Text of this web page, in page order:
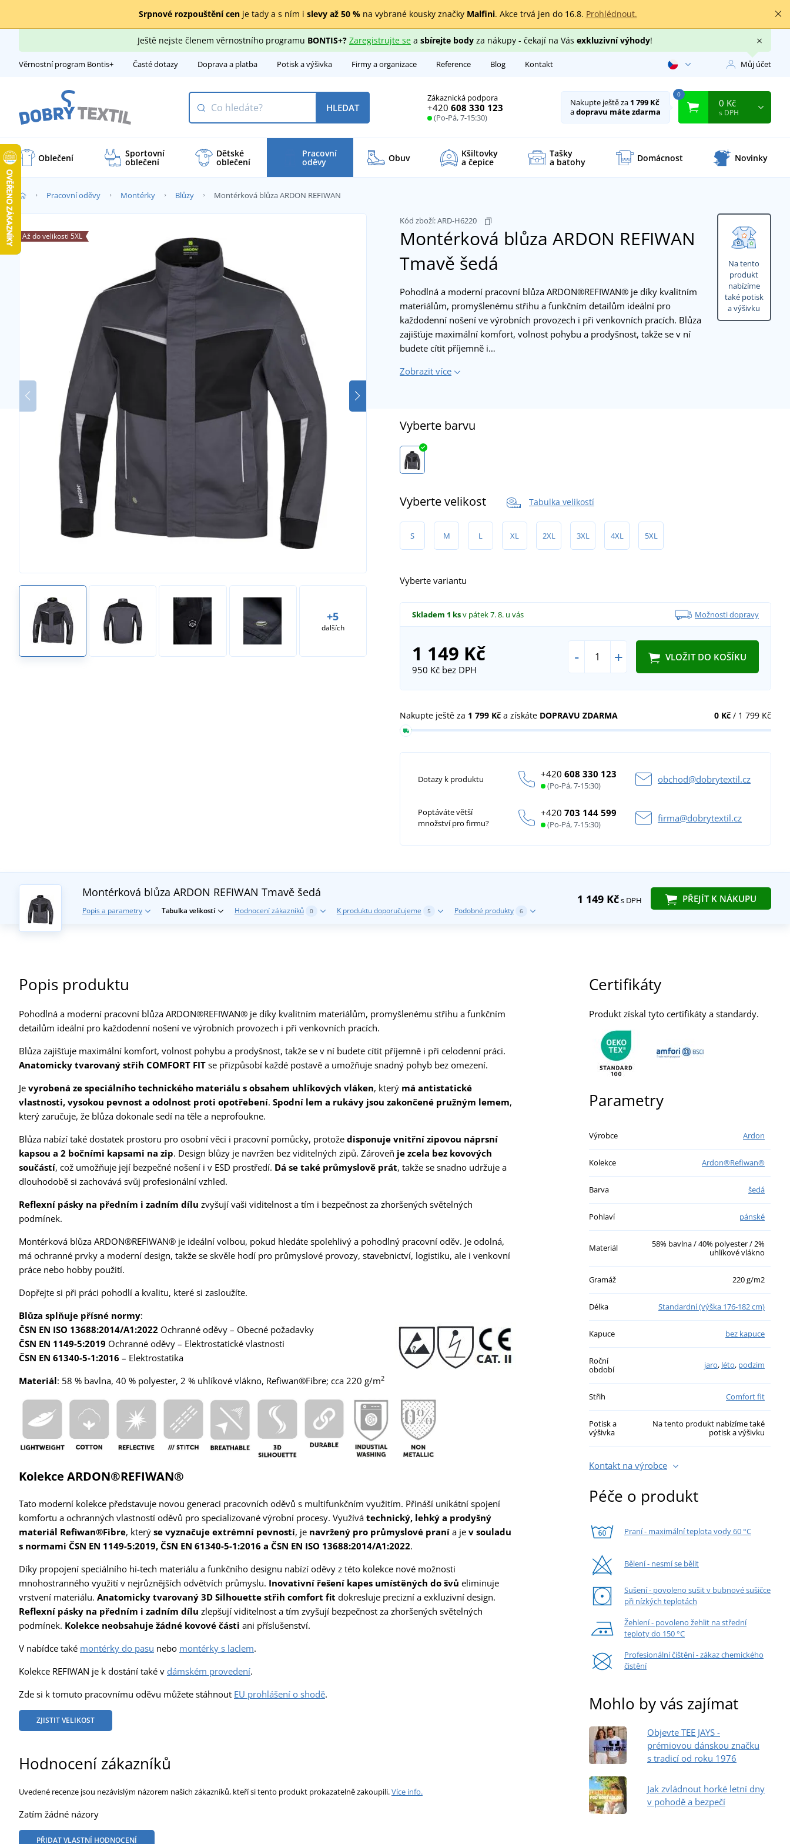
Srpnové rozpouštění cenje tady a s ním i slevy až 50 %na vybrané kousky značky Malfini. Akce trvá jen do 16.8. Prohlédnout.
Ještě nejste členem věrnostního programu BONTIS+? Zaregistrujte sea sbírejte bodyza nákupy - čekají na Vás exkluzivní výhody!
Věrnostní program Bontis+ Časté dotazy Doprava a platba Potisk a výšivka Firmy a organizace Reference Blog Kontakt Můj účet
Zákaznická podpora
+420 608 330 123
(Po-Pá, 7-15:30)
HLEDAT Nakupte ještě za 1 799 Kč
adopravu máte zdarma
0
0 Kč
s DPH
Oblečení Sportovní
oblečení
Dětské
oblečení
Pracovní
oděvy Obuv Kšiltovky
a čepice
Tašky
a batohy Domácnost Novinky
Pracovní oděvy Montérky Blůzy Montérková blůza ARDON REFIWAN
Na tento
produkt
nabízíme
také potisk
a výšivku
Kód zboží:ARD-H6220
Montérková blůza ARDON REFIWAN
Tmavě šedá
+5
dalších
Až do velikosti 5XL
Pohodlná a moderní pracovní blůza ARDON®REFIWAN® je díky kvalitním
materiálům, promyšlenému střihu a funkčním detailům ideální pro
každodenní nošení ve výrobních provozech i při venkovních pracích. Blůza
zajišťuje maximální komfort, volnost pohybu a prodyšnost, takže se v ní
budete cítit příjemně i…
Zobrazit více
Vyberte barvu
Vyberte velikost Tabulka velikostí
S M L XL 2XL 3XL 4XL 5XL
Vyberte variantu
Skladem 1 ksv pátek 7. 8. u vás Možnosti dopravy
1 149 Kč
950 Kčbez DPH
- + VLOŽIT DO KOŠÍKU
0 Kč/ 1 799 Kč
Nakupte ještě za 1 799 Kč a získáte DOPRAVU ZDARMA
Dotazy k produktu +420608 330 123
(Po-Pá, 7-15:30)
obchod@dobrytextil.cz
Poptáváte větší
množství pro firmu?
+420703 144 599
(Po-Pá, 7-15:30)
firma@dobrytextil.cz
1 149 Kčs DPH PŘEJÍT K NÁKUPU
Montérková blůza ARDON REFIWAN Tmavě šedá
Popis a parametry Tabulka velikostí Hodnocení zákazníků 0 K produktu doporučujeme 5 Podobné produkty 6
Popis produktu
Pohodlná a moderní pracovní blůza ARDON®REFIWAN® je díky kvalitním materiálům, promyšlenému střihu a funkčním
detailům ideální pro každodenní nošení ve výrobních provozech i při venkovních pracích.
Blůza zajišťuje maximální komfort, volnost pohybu a prodyšnost, takže se v ní budete cítit příjemně i při celodenní práci.
Anatomicky tvarovaný střih COMFORT FIT se přizpůsobí každé postavě a umožňuje snadný pohyb bez omezení.
Je vyrobená ze speciálního technického materiálu s obsahem uhlíkových vláken, který má antistatické
vlastnosti, vysokou pevnost a odolnost proti opotřebení. Spodní lem a rukávy jsou zakončené pružným lemem,
který zaručuje, že blůza dokonale sedí na těle a neprofoukne.
Blůza nabízí také dostatek prostoru pro osobní věci i pracovní pomůcky, protože disponuje vnitřní zipovou náprsní
kapsou a 2 bočními kapsami na zip. Design blůzy je navržen bez viditelných zipů. Zároveň je zcela bez kovových
součástí, což umožňuje její bezpečné nošení i v ESD prostředí. Dá se také průmyslově prát, takže se snadno udržuje a
dlouhodobě si zachovává svůj profesionální vzhled.
Reflexní pásky na předním i zadním dílu zvyšují vaši viditelnost a tím i bezpečnost za zhoršených světelných
podmínek.
Montérková blůza ARDON®REFIWAN® je ideální volbou, pokud hledáte spolehlivý a pohodlný pracovní oděv. Je odolná,
má ochranné prvky a moderní design, takže se skvěle hodí pro průmyslové provozy, stavebnictví, logistiku, ale i venkovní
práce nebo hobby použití.
Dopřejte si při práci pohodlí a kvalitu, které si zasloužíte.
Blůza splňuje přísné normy:
ČSN EN ISO 13688:2014/A1:2022 Ochranné oděvy – Obecné požadavky
ČSN EN 1149-5:2019 Ochranné oděvy – Elektrostatické vlastnosti
ČSN EN 61340-5-1:2016 – Elektrostatika
Materiál: 58 % bavlna, 40 % polyester, 2 % uhlíkové vlákno, Refiwan®Fibre; cca 220 g/m2
Kolekce ARDON®REFIWAN®
Tato moderní kolekce představuje novou generaci pracovních oděvů s multifunkčním využitím. Přináší unikátní spojení
komfortu a ochranných vlastností oděvů pro specializované výrobní procesy. Využívá technický, lehký a prodyšný
materiál Refiwan®Fibre, který se vyznačuje extrémní pevností, je navržený pro průmyslové praní a je v souladu
s normami ČSN EN 1149-5:2019, ČSN EN 61340-5-1:2016 a ČSN EN ISO 13688:2014/A1:2022.
Díky propojení speciálního hi-tech materiálu a funkčního designu nabízí oděvy z této kolekce nové možnosti
mnohostranného využití v nejrůznějších odvětvích průmyslu. Inovativní řešení kapes umístěných do švů eliminuje
vrstvení materiálu. Anatomicky tvarovaný 3D Silhouette střih comfort fit dokresluje precizní a exkluzivní design.
Reflexní pásky na předním i zadním dílu zlepšují viditelnost a tím zvyšují bezpečnost za zhoršených světelných
podmínek. Kolekce neobsahuje žádné kovové části ani příslušenství.
V nabídce také montérky do pasu nebo montérky s laclem.
Kolekce REFIWAN je k dostání také v dámském provedení.
Zde si k tomuto pracovnímu oděvu můžete stáhnout EU prohlášení o shodě.
ZJISTIT VELIKOST
Hodnocení zákazníků
Uvedené recenze jsou nezávislým názorem našich zákazníků, kteří si tento produkt prokazatelně zakoupili.Více info.
Zatím žádné názory
PŘIDAT VLASTNÍ HODNOCENÍ
Certifikáty
Produkt získal tyto certifikáty a standardy.
Parametry
Výrobce Ardon
Kolekce Ardon®Refiwan®
Barva šedá
Pohlaví pánské
Materiál
58% bavlna / 40% polyester / 2%
uhlíkové vlákno
Gramáž 220 g/m2
Délka Standardní (výška 176-182 cm)
Kapuce bez kapuce
Roční
období
jaro, léto, podzim
Střih Comfort fit
Potisk a
výšivka
Na tento produkt nabízíme také
potisk a výšivku
Kontakt na výrobce
Péče o produkt
Praní - maximální teplota vody 60 °C
Bělení - nesmí se bělit
Sušení - povoleno sušit v bubnové sušičce
při nízkých teplotách
Žehlení - povoleno žehlit na střední
teploty do 150 °C
Profesionální čištění - zákaz chemického
čistění
Mohlo by vás zajímat
Objevte TEE JAYS -
prémiovou dánskou značku
s tradicí od roku 1976
Jak zvládnout horké letní dny
v pohodě a bezpečí